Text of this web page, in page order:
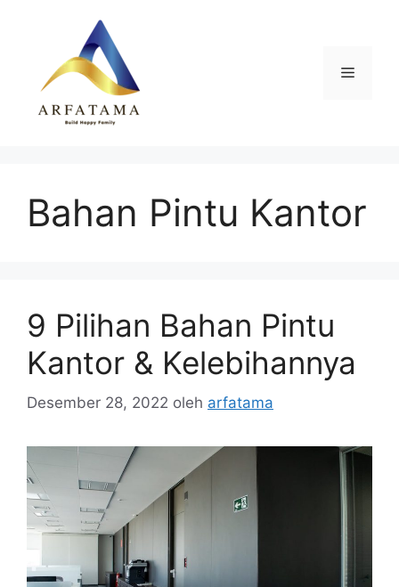
Menu
Bahan Pintu Kantor
9 Pilihan Bahan Pintu
Kantor & Kelebihannya
Desember 28, 2022 oleh arfatama